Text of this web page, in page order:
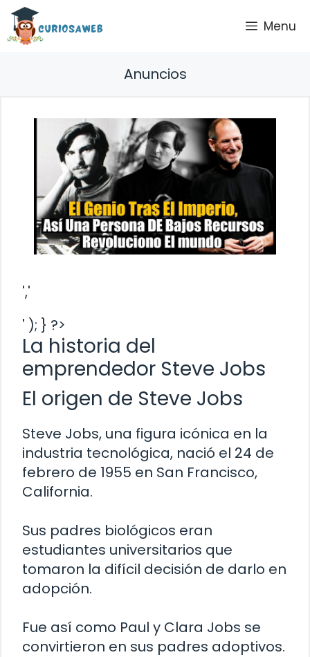
Saltar
contenido
Menu
Anuncios
','
' ); } ?>
La historia del
emprendedor Steve Jobs
El origen de Steve Jobs
Steve Jobs, una figura icónica en la
industria tecnológica, nació el 24 de
febrero de 1955 en San Francisco,
California.
Sus padres biológicos eran
estudiantes universitarios que
tomaron la difícil decisión de darlo en
adopción.
Fue así como Paul y Clara Jobs se
convirtieron en sus padres adoptivos.